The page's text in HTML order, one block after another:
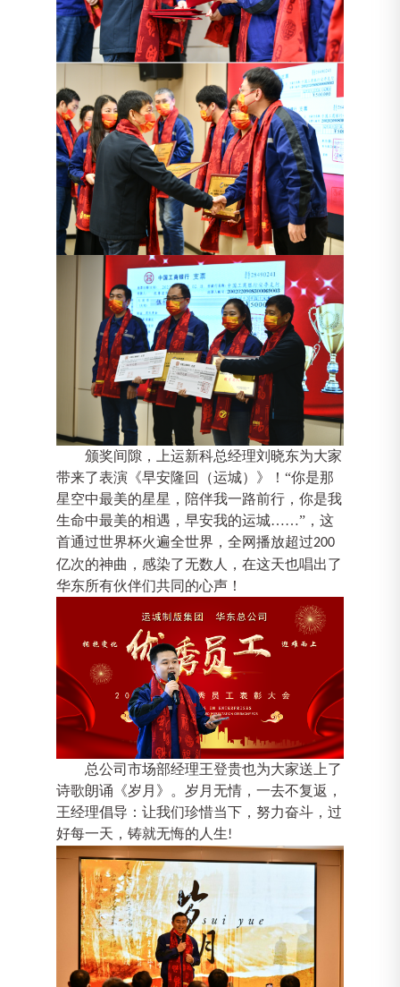
颁奖间隙，上运新科总经理刘晓东为大家
带来了表演《早安隆回（运城）》！ “你是那
星空中最美的星星，陪伴我一路前行，你是我
生命中最美的相遇，早安我的运城……”，这
首通过世界杯火遍全世界，全网播放超过200
亿次的神曲，感染了无数人，在这天也唱出了
华东所有伙伴们共同的心声！
总公司市场部经理王登贵也为大家送上了
诗歌朗诵《岁月》。岁月无情，一去不复返，
王经理倡导：让我们珍惜当下，努力奋斗，过
好每一天，铸就无悔的人生!